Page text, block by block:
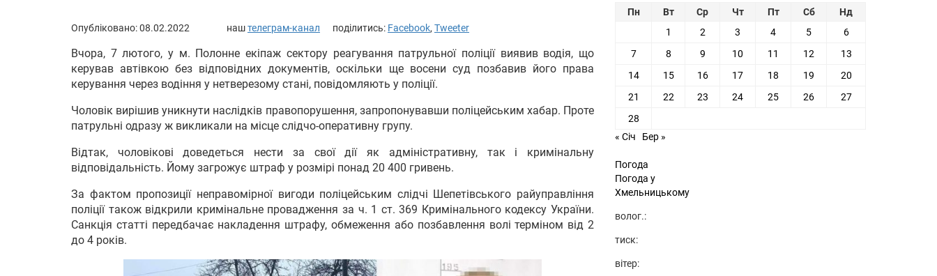
Опубліковано:08.02.2022 наштелеграм-канал поділитись: Facebook, Tweeter
Вчора, 7 лютого, у м. Полонне екіпаж сектору реагування патрульної поліції виявив водія, що
керував автівкою без відповідних документів, оскільки ще восени суд позбавив його права
керування через водіння у нетверезому стані, повідомляють у поліції.
Чоловік вирішив уникнути наслідків правопорушення, запропонувавши поліцейським хабар. Проте
патрульні одразу ж викликали на місце слідчо-оперативну групу.
Відтак, чоловікові доведеться нести за свої дії як адміністративну, так і кримінальну
відповідальність. Йому загрожує штраф у розмірі понад 20 400 гривень.
За фактом пропозиції неправомірної вигоди поліцейським слідчі Шепетівського райуправління
поліції також відкрили кримінальне провадження за ч. 1 ст. 369 Кримінального кодексу України.
Санкція статті передбачає накладення штрафу, обмеження або позбавлення волі терміном від 2
до 4 років.
Пн
Вт Ср Чт Пт Сб
Нд
1
2 3 4 5
6
7
8 9 10 11 12
13
14
15 16 17 18 19
20
21
22 23 24 25 26
27
28
« Січ
Бер »
Погода
Погода у
Хмельницькому
волог.:
тиск:
вітер: